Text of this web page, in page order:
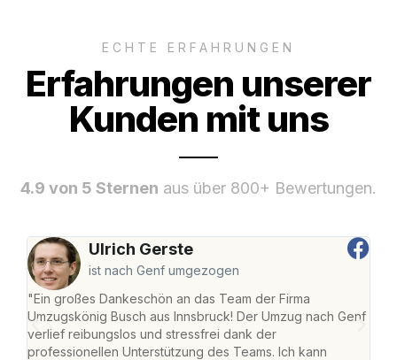
ECHTE ERFAHRUNGEN
Erfahrungen unserer
Kunden mit uns
4.9 von 5 Sternen aus über 800+ Bewertungen.
Ulrich Gerste
ist nach Genf umgezogen
"Ein großes Dankeschön an das Team der Firma
Umzugskönig Busch aus Innsbruck! Der Umzug nach Genf
verlief reibungslos und stressfrei dank der
professionellen Unterstützung des Teams. Ich kann